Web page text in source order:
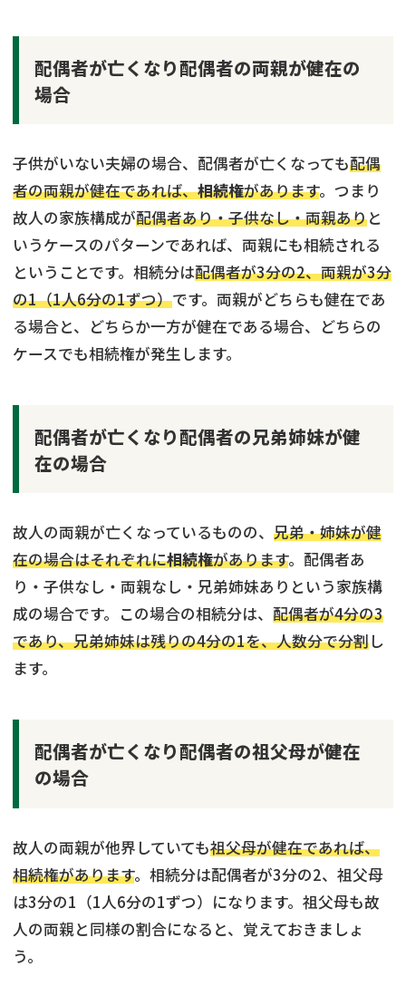
配偶者が亡くなり配偶者の両親が健在の
場合
子供がいない夫婦の場合、配偶者が亡くなっても配偶
者の両親が健在であれば、相続権があります。つまり
故人の家族構成が配偶者あり・子供なし・両親ありと
いうケースのパターンであれば、両親にも相続される
ということです。相続分は配偶者が3分の2、両親が3分
の1（1人6分の1ずつ）です。両親がどちらも健在であ
る場合と、どちらか一方が健在である場合、どちらの
ケースでも相続権が発生します。
配偶者が亡くなり配偶者の兄弟姉妹が健
在の場合
故人の両親が亡くなっているものの、 兄弟・姉妹が健
在の場合はそれぞれに相続権があります。配偶者あ
り・子供なし・両親なし・兄弟姉妹ありという家族構
成の場合です。この場合の相続分は、 配偶者が4分の3
であり、兄弟姉妹は残りの4分の1を、人数分で分割し
ます。
配偶者が亡くなり配偶者の祖父母が健在
の場合
故人の両親が他界していても祖父母が健在であれば、
相続権があります。相続分は配偶者が3分の2、祖父母
は3分の1（1人6分の1ずつ）になります。祖父母も故
人の両親と同様の割合になると、覚えておきましょ
う。